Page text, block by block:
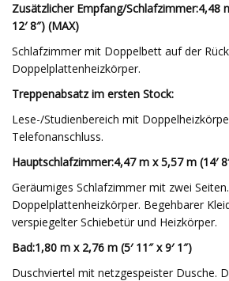
Zusätzlicher Empfang/Schlafzimmer:4,48
12′ 8″) (MAX)
Schlafzimmer mit Doppelbett auf der
Doppelplattenheizkörper.
Treppenabsatz im ersten Stock:
Lese-/Studienbereich mit
Telefonanschluss.
Hauptschlafzimmer:4,47 m x 5,57 m (14′
Geräumiges Schlafzimmer mit zwei
Doppelplattenheizkörper. Begehbarer
verspiegelter Schiebetür und Heizkörper.
Bad:1,80 m x 2,76 m (5′ 11″ x 9′ 1″)
Duschviertel mit netzgespeister Dusche.